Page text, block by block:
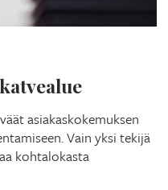
asiakaskokemuksen
Vain yksi tekijä
kohtalokasta